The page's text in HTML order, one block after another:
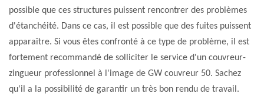
possible que ces structures puissent rencontrer des problèmes
d'étanchéité. Dans ce cas, il est possible que des fuites puissent
apparaître. Si vous êtes confronté à ce type de problème, il est
fortement recommandé de solliciter le service d'un couvreur-
zingueur professionnel à l'image de GW couvreur 50. Sachez
qu'il a la possibilité de garantir un très bon rendu de travail.